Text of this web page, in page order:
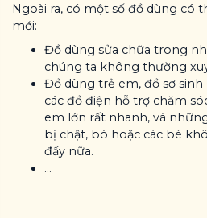
Ngoài ra, có một số đồ dùng có
mới:
Đồ dùng sửa chữa trong
chúng ta không thường
Đồ dùng trẻ em, đồ sơ sinh
các đồ điện hỗ trợ chăm
em lớn rất nhanh, và
bị chật, bó hoặc các bé
đấy nữa.
...